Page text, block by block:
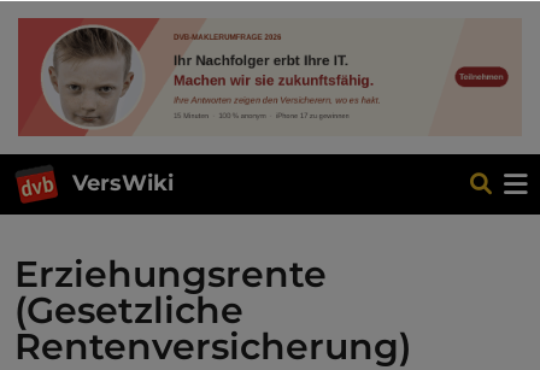
VersWiki
Erziehungsrente
(Gesetzliche
Rentenversicherung)